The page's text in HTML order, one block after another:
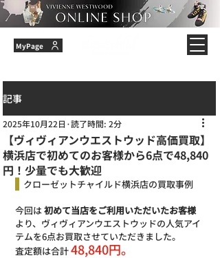
MyPage
記事
【ヴィヴィアンウエストウッド高価買取】
横浜店で初めてのお客様から6点で48,840
円！少量でも大歓迎
2025年10月22日 読了時間: 2分
  クローゼットチャイルド横浜店の買取事例
今回は 初めて当店をご利用いただいたお客様
より、ヴィヴィアンウエストウッドの人気アイ
テムを6点お買取させていただきました。
査定額は合計 48,840円。